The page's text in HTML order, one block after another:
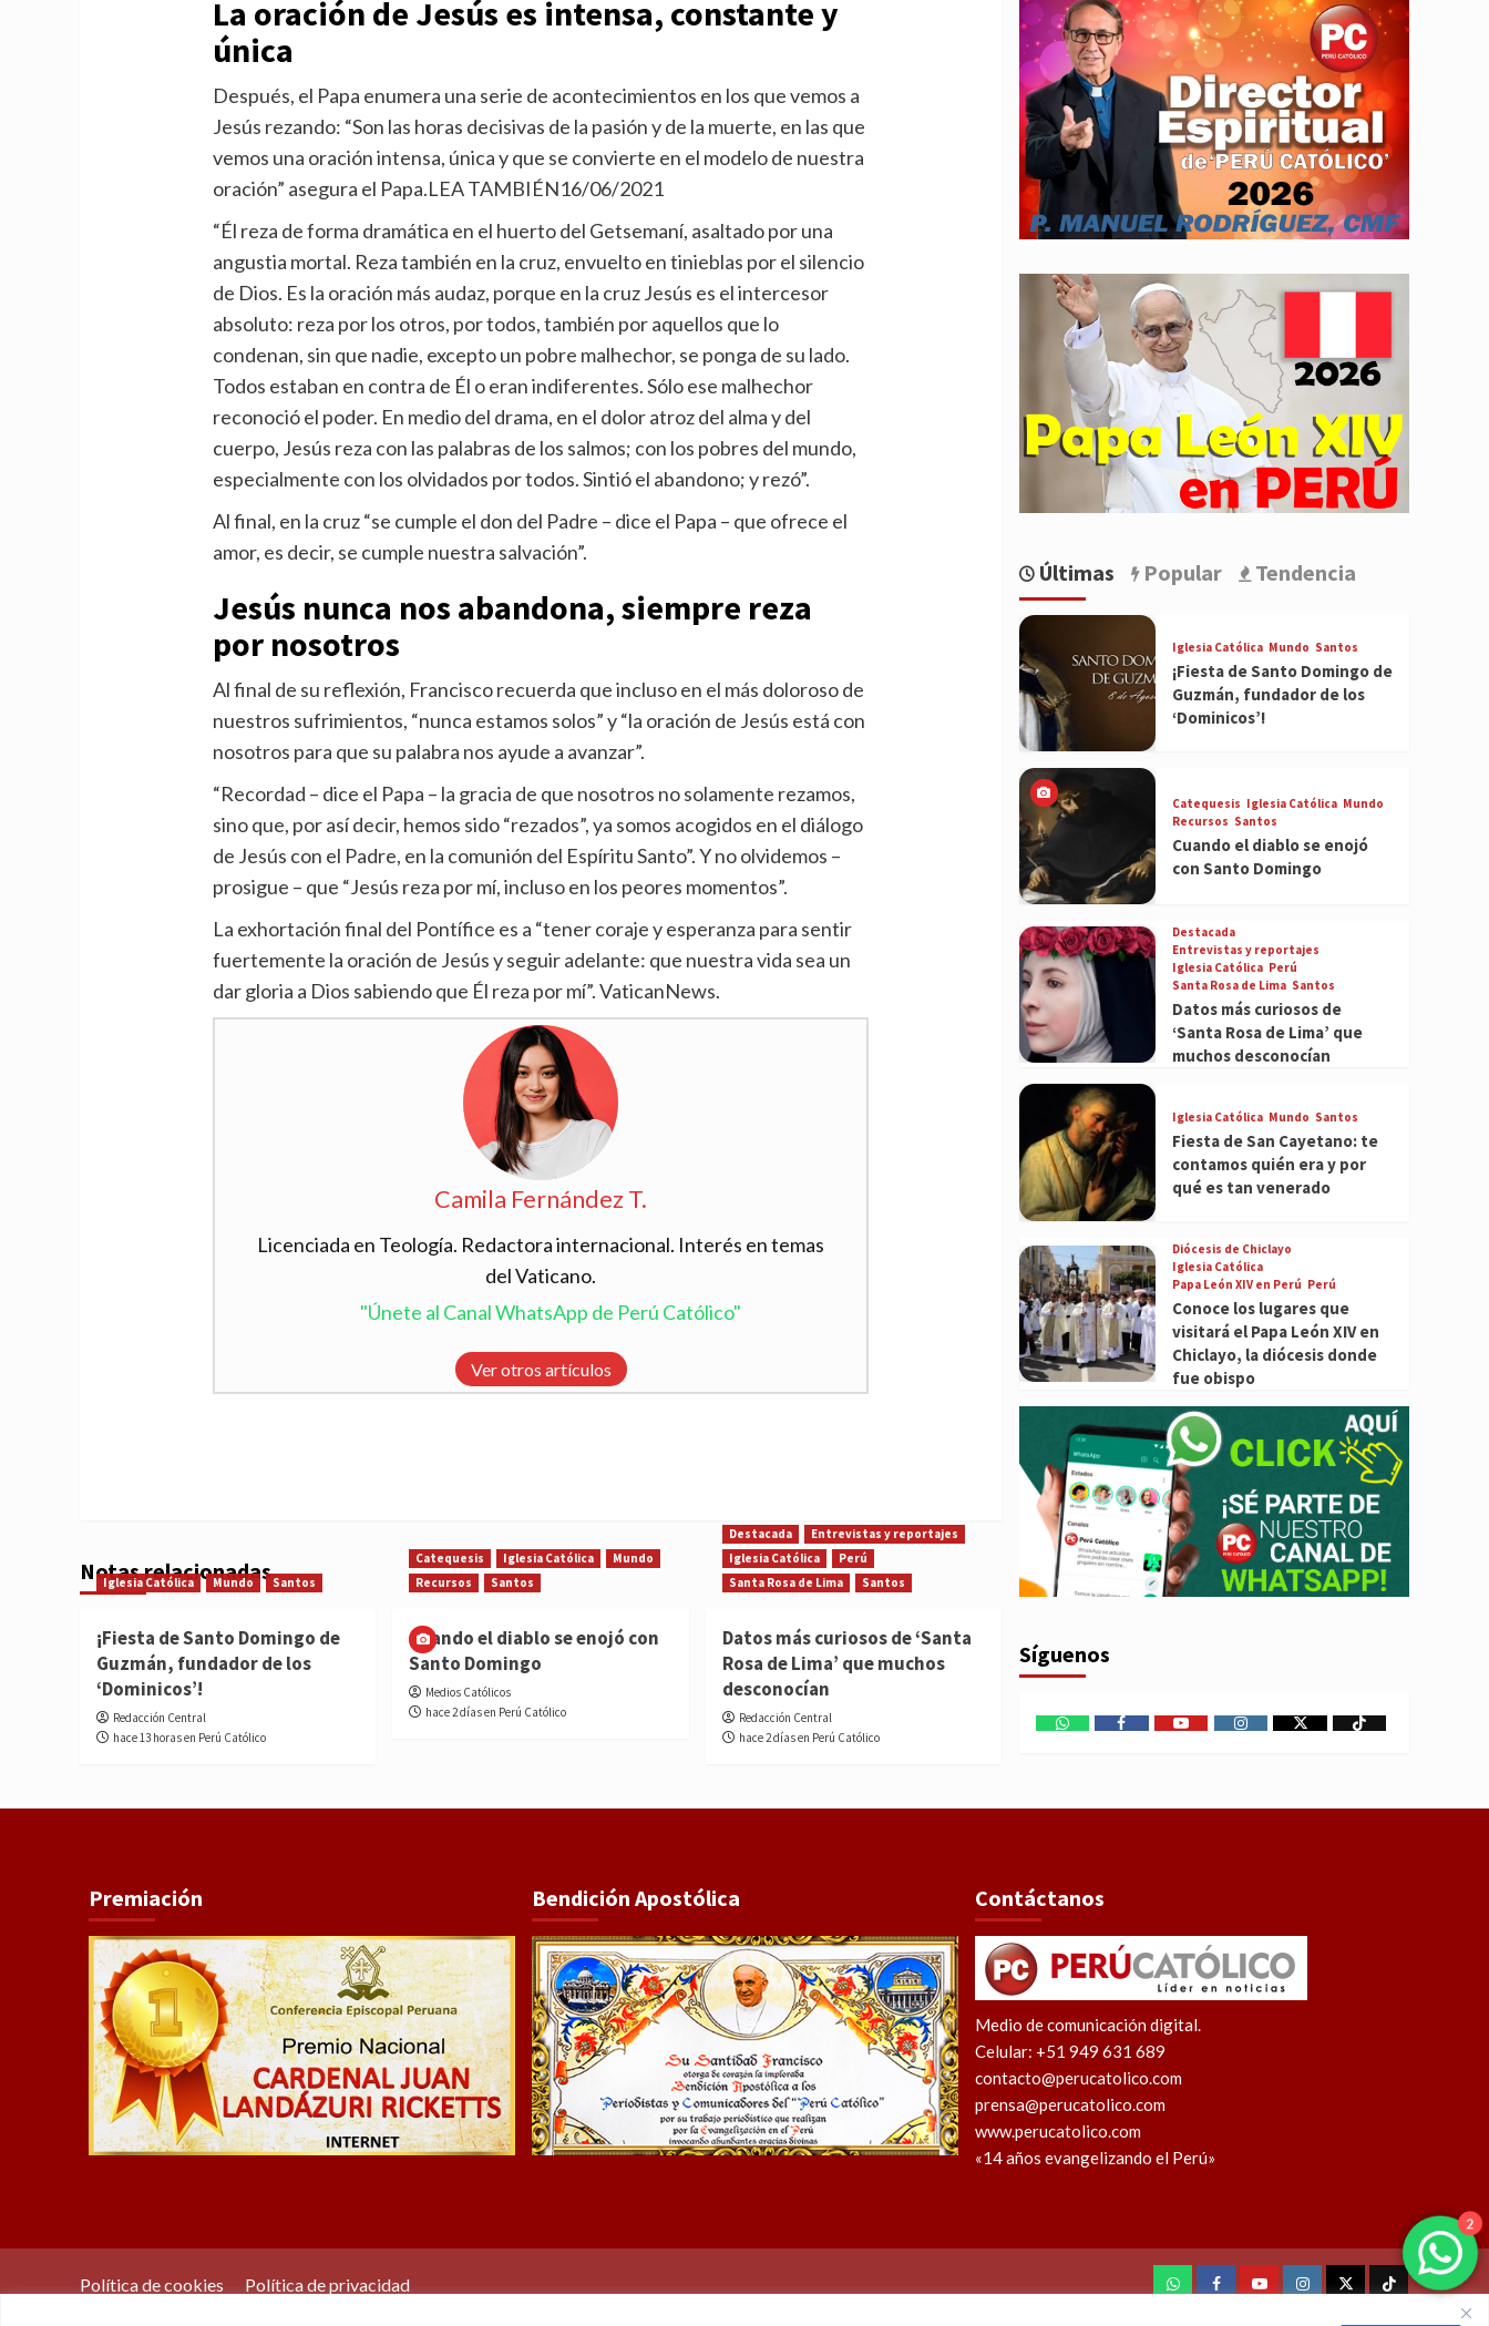
La oración de Jesús es intensa, constante y
única
Después, el Papa enumera una serie de acontecimientos en los que vemos a
Jesús rezando: “Son las horas decisivas de la pasión y de la muerte, en las que
vemos una oración intensa, única y que se convierte en el modelo de nuestra
oración” asegura el Papa.LEA TAMBIÉN16/06/2021
“Él reza de forma dramática en el huerto del Getsemaní, asaltado por una
angustia mortal. Reza también en la cruz, envuelto en tinieblas por el silencio
de Dios. Es la oración más audaz, porque en la cruz Jesús es el intercesor
absoluto: reza por los otros, por todos, también por aquellos que lo
condenan, sin que nadie, excepto un pobre malhechor, se ponga de su lado.
Todos estaban en contra de Él o eran indiferentes. Sólo ese malhechor
reconoció el poder. En medio del drama, en el dolor atroz del alma y del
cuerpo, Jesús reza con las palabras de los salmos; con los pobres del mundo,
especialmente con los olvidados por todos. Sintió el abandono; y rezó”.
Al final, en la cruz “se cumple el don del Padre – dice el Papa – que ofrece el
amor, es decir, se cumple nuestra salvación”.
Jesús nunca nos abandona, siempre reza
por nosotros
Al final de su reflexión, Francisco recuerda que incluso en el más doloroso de
nuestros sufrimientos, “nunca estamos solos” y “la oración de Jesús está con
nosotros para que su palabra nos ayude a avanzar”.
“Recordad – dice el Papa – la gracia de que nosotros no solamente rezamos,
sino que, por así decir, hemos sido “rezados”, ya somos acogidos en el diálogo
de Jesús con el Padre, en la comunión del Espíritu Santo”. Y no olvidemos –
prosigue – que “Jesús reza por mí, incluso en los peores momentos”.
La exhortación final del Pontífice es a “tener coraje y esperanza para sentir
fuertemente la oración de Jesús y seguir adelante: que nuestra vida sea un
dar gloria a Dios sabiendo que Él reza por mí”. VaticanNews.
Camila Fernández T.
Licenciada en Teología. Redactora internacional. Interés en temas
del Vaticano.
"Únete al Canal WhatsApp de Perú Católico"
Ver otros artículos
Notas relacionadas
Iglesia Católica Mundo Santos
¡Fiesta de Santo Domingo de
Guzmán, fundador de los
‘Dominicos’!
Redacción Central
hace 13 horas en Perú Católico
Catequesis Iglesia Católica
Mundo
Recursos
Santos
Cuando el diablo se enojó con
Santo Domingo
Medios Católicos
hace 2 días en Perú Católico
Destacada
Entrevistas y reportajes
Iglesia Católica
Perú
Santa Rosa de Lima
Santos
Datos más curiosos de ‘Santa
Rosa de Lima’ que muchos
desconocían
Redacción Central
hace 2 días en Perú Católico
Últimas Popular Tendencia
Iglesia Católica Mundo Santos
¡Fiesta de Santo Domingo de
Guzmán, fundador de los
‘Dominicos’!
Catequesis Iglesia Católica Mundo
Recursos Santos
Cuando el diablo se enojó
con Santo Domingo
Destacada
Entrevistas y reportajes
Iglesia Católica Perú
Santa Rosa de Lima Santos
Datos más curiosos de
‘Santa Rosa de Lima’ que
muchos desconocían
Iglesia Católica Mundo Santos
Fiesta de San Cayetano: te
contamos quién era y por
qué es tan venerado
Diócesis de Chiclayo
Iglesia Católica
Papa León XIV en Perú Perú
Conoce los lugares que
visitará el Papa León XIV en
Chiclayo, la diócesis donde
fue obispo
Síguenos
WhatsAppFacebookYoutubeInstagram
X TikTok
Premiación Bendición Apostólica Contáctanos
Medio de comunicación digital.
Celular: +51 949 631 689
contacto@perucatolico.com
prensa@perucatolico.com
www.perucatolico.com
«14 años evangelizando el Perú»
Política de cookies Política de privacidad WhatsAppFacebookYoutubeInstagram
X TikTok
2